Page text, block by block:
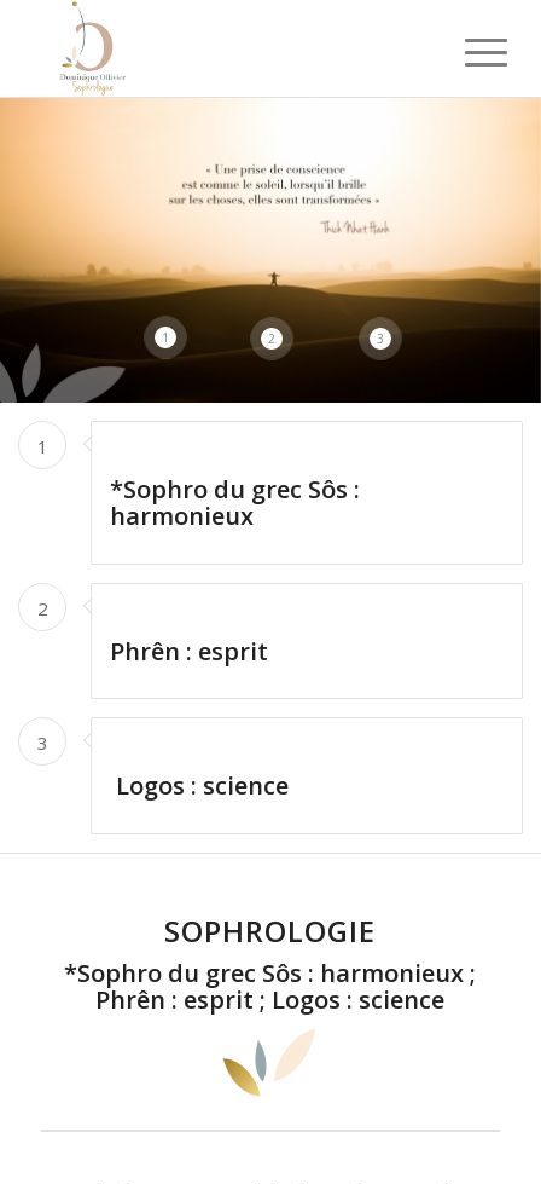
1 2 3
1
*Sophro du grec Sôs :
harmonieux
2
Phrên : esprit
3
Logos : science
SOPHROLOGIE
*Sophro du grec Sôs : harmonieux ;
Phrên : esprit ; Logos : science